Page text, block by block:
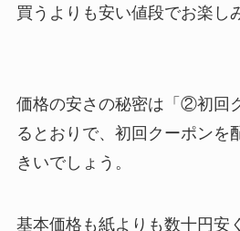
買うよりも安い値段でお楽し
価格の安さの秘密は「②初回
るとおりで、初回クーポンを
きいでしょう。
基本価格も紙よりも数十円安